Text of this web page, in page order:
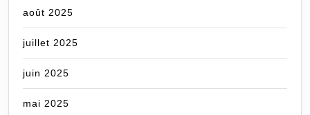
août 2025
juillet 2025
juin 2025
mai 2025